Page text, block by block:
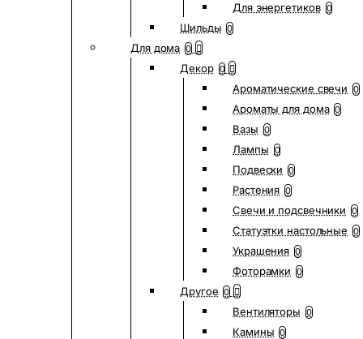
Для энергетиков 0
Шильды 0
Для дома 0
Декор 0
Ароматические свечи 0
Ароматы для дома 0
Вазы 0
Лампы 0
Подвески 0
Растения 0
Свечи и подсвечники 0
Статуэтки настольные 0
Украшения 0
Фоторамки 0
Другое 0
Вентиляторы 0
Камины 0